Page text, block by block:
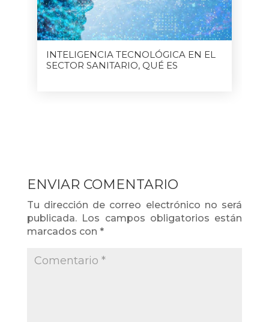
INTELIGENCIA TECNOLÓGICA EN EL
SECTOR SANITARIO, QUÉ ES
ENVIAR COMENTARIO
Tu dirección de correo electrónico no será
publicada. Los campos obligatorios están
marcados con *